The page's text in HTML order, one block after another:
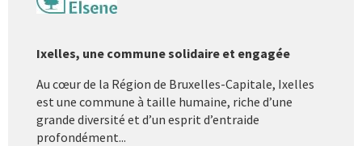
Ixelles, une commune solidaire et engagée
Au cœur de la Région de Bruxelles-Capitale, Ixelles
est une commune à taille humaine, riche d’une
grande diversité et d’un esprit d’entraide
profondément...